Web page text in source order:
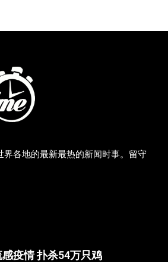
界各地的最新最热的新闻时事。留守
疫情 扑杀54万只鸡